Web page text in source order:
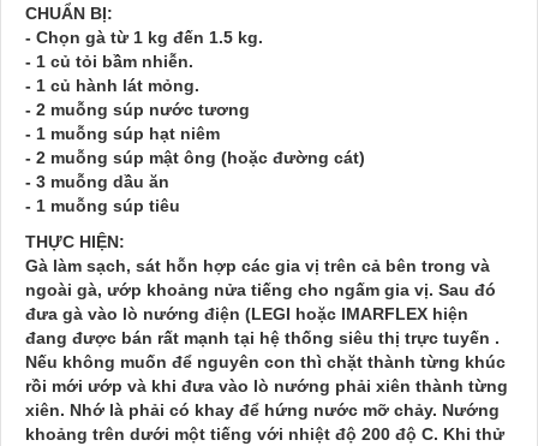
CHUẨN BỊ:
- Chọn gà từ 1 kg đến 1.5 kg.
- 1 củ tỏi bầm nhiễn.
- 1 củ hành lát mỏng.
- 2 muỗng súp nước tương
- 1 muỗng súp hạt niêm
- 2 muỗng súp mật ông (hoặc đường cát)
- 3 muỗng dầu ăn
- 1 muỗng súp tiêu
THỰC HIỆN:
Gà làm sạch, sát hỗn hợp các gia vị trên cả bên trong và
ngoài gà, ướp khoảng nửa tiếng cho ngấm gia vị. Sau đó
đưa gà vào lò nướng điện (LEGI hoặc IMARFLEX hiện
đang được bán rất mạnh tại hệ thống siêu thị trực tuyến .
Nếu không muốn để nguyên con thì chặt thành từng khúc
rồi mới ướp và khi đưa vào lò nướng phải xiên thành từng
xiên. Nhớ là phải có khay để hứng nước mỡ chảy. Nướng
khoảng trên dưới một tiếng với nhiệt độ 200 độ C. Khi thử